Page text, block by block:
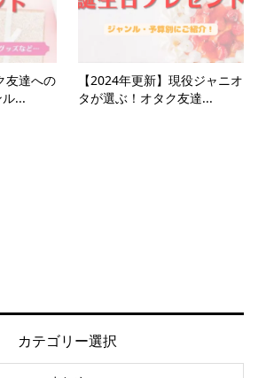
友達への
...
【2024年更新】現役ジャニオ
タが選ぶ！オタク友達...
カテゴリー選択